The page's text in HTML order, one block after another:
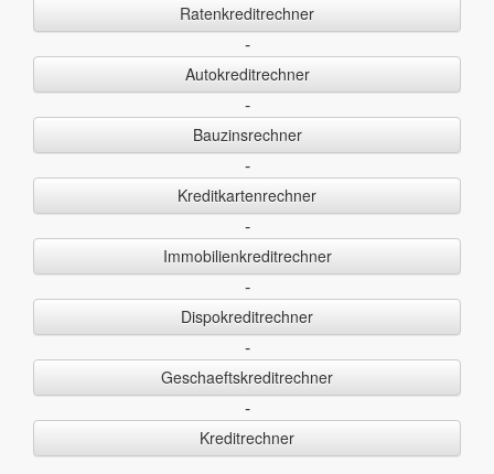
Ratenkreditrechner
-
Autokreditrechner
-
Bauzinsrechner
-
Kreditkartenrechner
-
Immobilienkreditrechner
-
Dispokreditrechner
-
Geschaeftskreditrechner
-
Kreditrechner